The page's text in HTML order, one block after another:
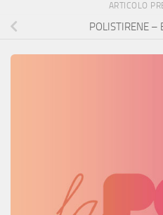
ARTICOLO
POLISTIRENE